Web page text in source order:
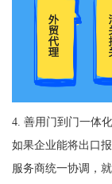
4. 善用门到门一体
如果企业能将出口
服务商统一协调，